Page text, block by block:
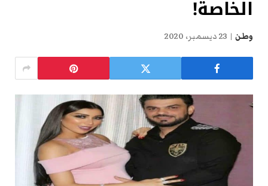
الخاصة!
وطن 23 ديسمبر، 2020